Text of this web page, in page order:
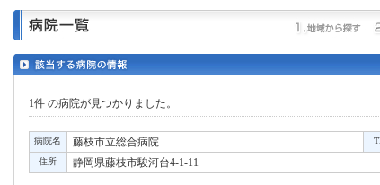
1件の病院が見つかりました。
病院名 藤枝市立総合病院
住所 静岡県藤枝市駿河台4-1-11